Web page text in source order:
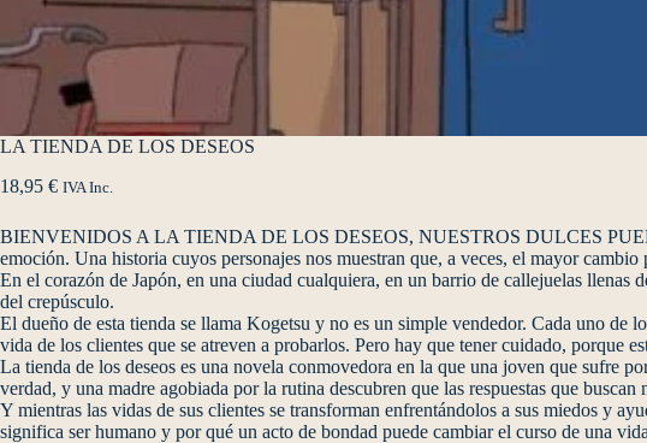
LA TIENDA DE LOS DESEOS
18,95 € IVA Inc.
BIENVENIDOS A LA TIENDA DE LOS DESEOS, NUESTROS DULCES
emoción. Una historia cuyos personajes nos muestran que, a veces, el mayor
En el corazón de Japón, en una ciudad cualquiera, en un barrio de callejuelas
del crepúsculo.
El dueño de esta tienda se llama Kogetsu y no es un simple vendedor. Cada uno de
vida de los clientes que se atreven a probarlos. Pero hay que tener cuidado, porque
La tienda de los deseos es una novela conmovedora en la que una joven que sufre
verdad, y una madre agobiada por la rutina descubren que las respuestas que
Y mientras las vidas de sus clientes se transforman enfrentándolos a sus miedos y
significa ser humano y por qué un acto de bondad puede cambiar el curso de una